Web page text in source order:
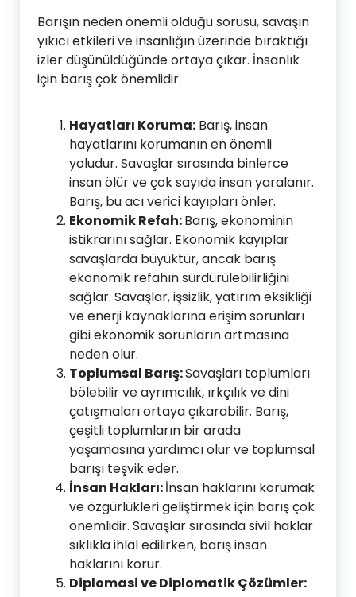
Barışın neden önemli olduğu sorusu, savaşın
yıkıcı etkileri ve insanlığın üzerinde bıraktığı
izler düşünüldüğünde ortaya çıkar. İnsanlık
için barış çok önemlidir.
Hayatları Koruma: Barış, insan
hayatlarını korumanın en önemli
yoludur. Savaşlar sırasında binlerce
insan ölür ve çok sayıda insan yaralanır.
Barış, bu acı verici kayıpları önler.
Ekonomik Refah:Barış, ekonominin
istikrarını sağlar. Ekonomik kayıplar
savaşlarda büyüktür, ancak barış
ekonomik refahın sürdürülebilirliğini
sağlar. Savaşlar, işsizlik, yatırım eksikliği
ve enerji kaynaklarına erişim sorunları
gibi ekonomik sorunların artmasına
neden olur.
Toplumsal Barış:Savaşları toplumları
bölebilir ve ayrımcılık, ırkçılık ve dini
çatışmaları ortaya çıkarabilir. Barış,
çeşitli toplumların bir arada
yaşamasına yardımcı olur ve toplumsal
barışı teşvik eder.
İnsan Hakları:İnsan haklarını korumak
ve özgürlükleri geliştirmek için barış çok
önemlidir. Savaşlar sırasında sivil haklar
sıklıkla ihlal edilirken, barış insan
haklarını korur.
Diplomasi ve Diplomatik Çözümler: